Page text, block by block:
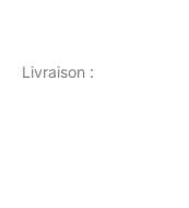
Livraison :